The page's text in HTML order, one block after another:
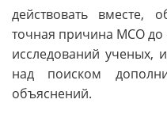
действовать вместе,
точная причина МСО до
исследований ученых,
над поиском
объяснений.